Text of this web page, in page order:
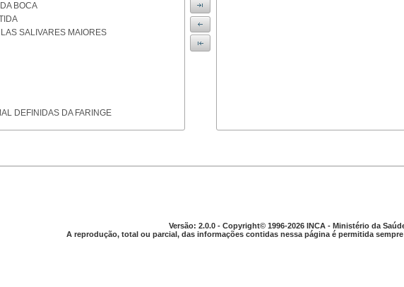
BOCA
SALIVARES MAIORES
DEFINIDAS DA FARINGE
Versão: 2.0.0 - Copyright© 1996-2026 INCA - Ministério da
A reprodução, total ou parcial, das informações contidas nessa página é permitida